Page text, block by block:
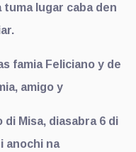
lugar caba den
famia Feliciano y de
amigo y
Misa, diasabra 6 di
anochi na